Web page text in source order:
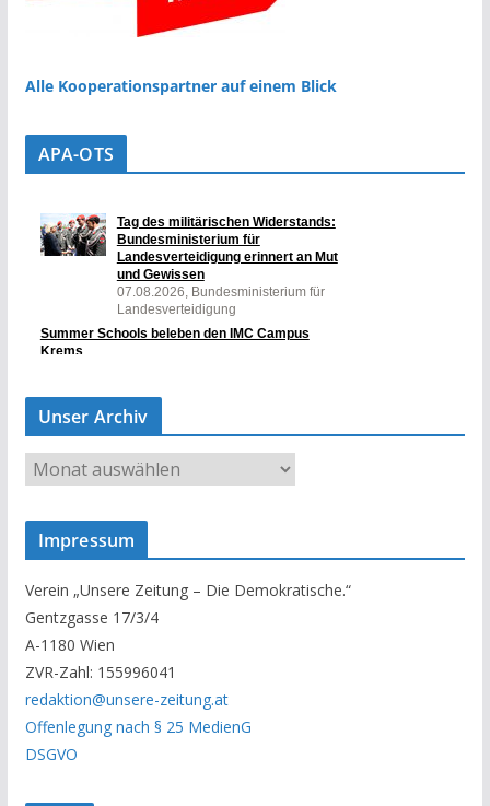
Alle Kooperationspartner auf einem Blick
APA-OTS
Unser Archiv
U
s
A
r
c
h
i
v
Impressum
Verein „Unsere Zeitung – Die Demokratische.“
Gentzgasse 17/3/4
A-1180 Wien
ZVR-Zahl: 155996041
redaktion@unsere-zeitung.at
Offenlegung nach § 25 MedienG
DSGVO